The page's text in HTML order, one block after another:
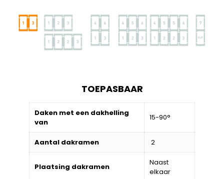
TOEPASBAAR
Daken met een dakhelling
van
15-90°
Aantal dakramen 2
Plaatsing dakramen
Naast
elkaar